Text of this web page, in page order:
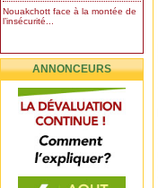
Nouakchott face à la montée de
l’insécurité...
ANNONCEURS